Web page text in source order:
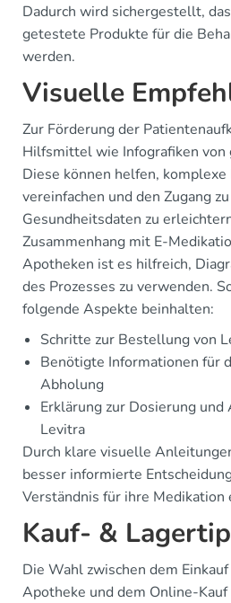
Dadurch wird sichergestellt,
getestete Produkte für die
werden.
Visuelle
Zur Förderung der
Hilfsmittel wie Infografiken von
Diese können helfen,
vereinfachen und den Zugang
Gesundheitsdaten zu
Zusammenhang mit E-
Apotheken ist es hilfreich,
des Prozesses zu verwenden.
folgende Aspekte beinhalten:
Schritte zur Bestellung von
Benötigte Informationen für
Abholung
Erklärung zur Dosierung und
Levitra
Durch klare visuelle
besser informierte
Verständnis für ihre Medikation
Kauf- &
Die Wahl zwischen dem
Apotheke und dem Online-